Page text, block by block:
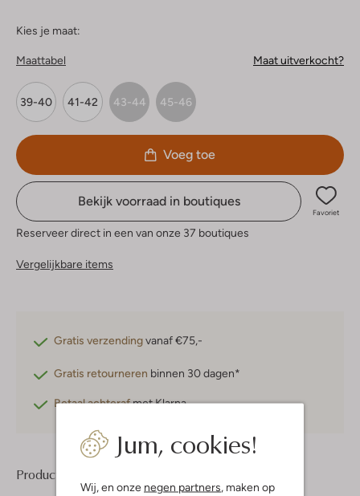
Jum, cookies!
Wij, en onze negen partners, maken op
Kies je maat:
Maattabel Maat uitverkocht?
39-40 41-42 43-44 45-46
Voeg toe
Bekijk voorraad in boutiques
Favoriet
Reserveer direct in een van onze 37 boutiques
Vergelijkbare items
Gratis verzendingvanaf €75,-
Gratis retourneren binnen 30 dagen*
Betaal achterafmet Klarna
Product informatie